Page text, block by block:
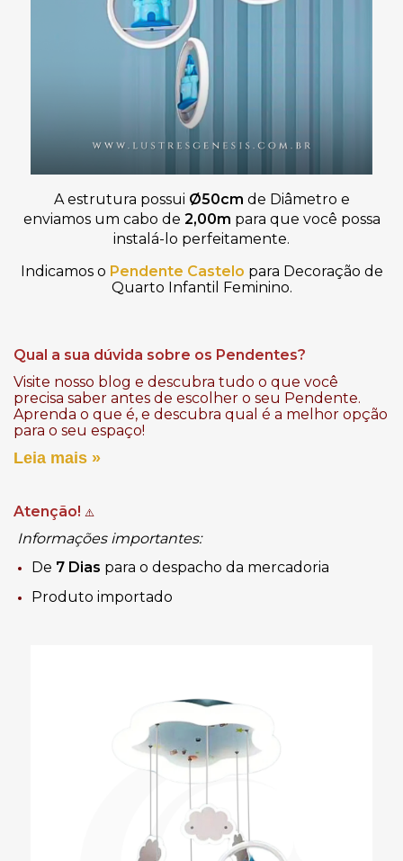
A estrutura possui Ø50cm de Diâmetro e
enviamos um cabo de 2,00m para que você possa
instalá-lo perfeitamente.
Indicamos o Pendente Castelo para Decoração de
Quarto Infantil Feminino.
Qual a sua dúvida sobre os Pendentes?
Visite nosso blog e descubra tudo o que você
precisa saber antes de escolher o seu Pendente.
Aprenda o que é, e descubra qual é a melhor opção
para o seu espaço!
Leia mais »
Atenção! ⚠️
Informações importantes:
De 7 Dias para o despacho da mercadoria
Produto importado